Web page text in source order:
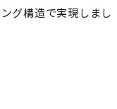
グ構造で実現しまし